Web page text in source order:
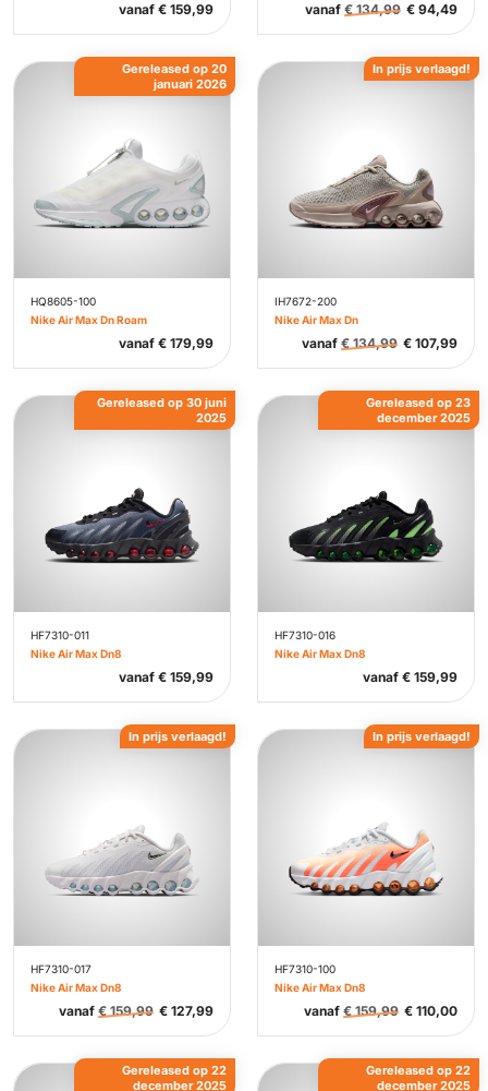
vanaf € 159,99 vanaf €134,99 € 94,49
HQ8605-100
Nike Air Max Dn Roam
vanaf € 179,99
Gereleased op 20
januari 2026
IH7672-200
Nike Air Max Dn
vanaf €134,99 € 107,99
In prijs verlaagd!
HF7310-011
Nike Air Max Dn8
vanaf € 159,99
Gereleased op 30 juni
2025
HF7310-016
Nike Air Max Dn8
vanaf € 159,99
Gereleased op 23
december 2025
HF7310-017
Nike Air Max Dn8
vanaf €159,99 € 127,99
In prijs verlaagd!
HF7310-100
Nike Air Max Dn8
vanaf €159,99 € 110,00
In prijs verlaagd!
Gereleased op 22
december 2025
Gereleased op 22
december 2025